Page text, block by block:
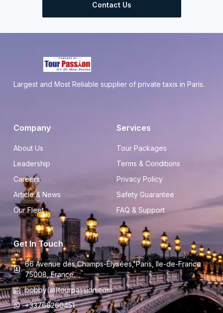
Contact Us
Largest and Most Reliable supplier of private taxis in Paris.
Company
About Us
Leadership
Careers
Article & News
Our Fleet
Services
Tour Packages
Terms & Conditions
Privacy Policy
Safety Guarantee
FAQ & Support
Get In Touch
66 Avenue des Champs-Élysées, Paris, Ile-de-France
75008, France.
bobby(at)tourpassion.com
+33766260451